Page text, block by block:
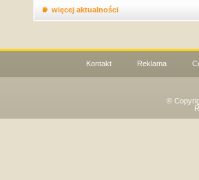
więcej aktualności
Kontakt Reklama
©